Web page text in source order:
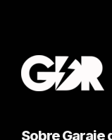
Sobre Garaje